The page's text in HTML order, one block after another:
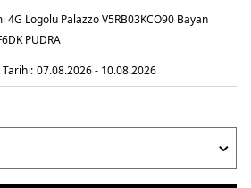
4G Logolu Palazzo V5RB03KCO90 Bayan
PUDRA
07.08.2026 - 10.08.2026